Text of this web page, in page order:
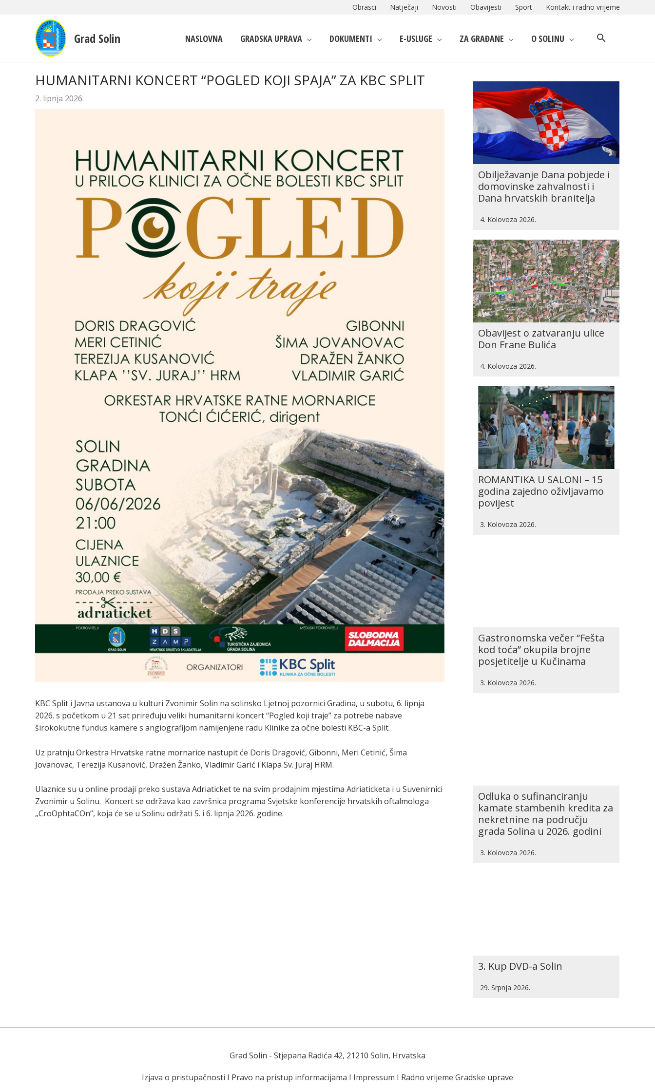
Obrasci Natječaji Novosti Obavijesti Sport Kontakt i radno vrijeme
Grad Solin NASLOVNA GRADSKA UPRAVA DOKUMENTI E-USLUGE ZA GRAĐANE O SOLINU
HUMANITARNI KONCERT “POGLED KOJI SPAJA” ZA KBC SPLIT
2. lipnja 2026.
KBC Split i Javna ustanova u kulturi Zvonimir Solin na solinsko Ljetnoj pozornici Gradina, u subotu, 6. lipnja
2026. s početkom u 21 sat priređuju veliki humanitarni koncert “Pogled koji traje” za potrebe nabave
širokokutne fundus kamere s angiografijom namijenjene radu Klinike za očne bolesti KBC-a Split.
Uz pratnju Orkestra Hrvatske ratne mornarice nastupit će Doris Dragović, Gibonni, Meri Cetinić, Šima
Jovanovac, Terezija Kusanović, Dražen Žanko, Vladimir Garić i Klapa Sv. Juraj HRM.
Ulaznice su u online prodaji preko sustava Adriaticket te na svim prodajnim mjestima Adriaticketa i u Suvenirnici
Zvonimir u Solinu. Koncert se održava kao završnica programa Svjetske konferencije hrvatskih oftalmologa
„CroOphtaCOn“, koja će se u Solinu održati 5. i 6. lipnja 2026. godine.
Obilježavanje Dana pobjede i
domovinske zahvalnosti i
Dana hrvatskih branitelja
4. Kolovoza 2026.
Obavijest o zatvaranju ulice
Don Frane Bulića
4. Kolovoza 2026.
ROMANTIKA U SALONI – 15
godina zajedno oživljavamo
povijest
3. Kolovoza 2026.
Gastronomska večer “Fešta
kod toća” okupila brojne
posjetitelje u Kučinama
3. Kolovoza 2026.
Odluka o sufinanciranju
kamate stambenih kredita za
nekretnine na području
grada Solina u 2026. godini
3. Kolovoza 2026.
3. Kup DVD-a Solin
29. Srpnja 2026.
Grad Solin - Stjepana Radića 42, 21210 Solin, Hrvatska
Izjava o pristupačnosti I Pravo na pristup informacijama I Impressum I Radno vrijeme Gradske uprave